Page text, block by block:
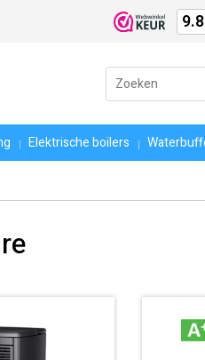
9.8
Zoeken
naar:
Elektrische boilers